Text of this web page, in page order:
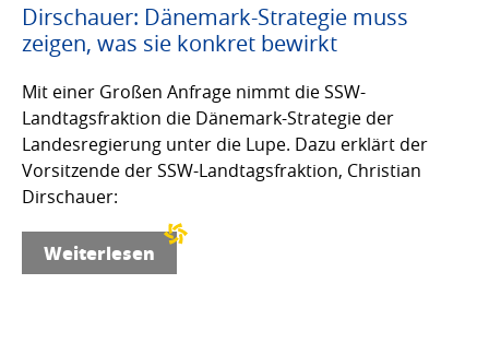
Dirschauer: Dänemark-Strategie muss
zeigen, was sie konkret bewirkt
Mit einer Großen Anfrage nimmt die SSW-
Landtagsfraktion die Dänemark-Strategie der
Landesregierung unter die Lupe. Dazu erklärt der
Vorsitzende der SSW-Landtagsfraktion, Christian
Dirschauer:
Weiterlesen